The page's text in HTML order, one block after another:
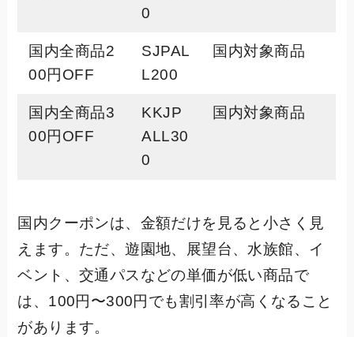
0
国内全商品2
00円OFF
SJPAL
L200
国内対象商品
国内全商品3
00円OFF
KKJP
ALL30
0
国内対象商品
国内クーポンは、金額だけを見ると小さく見
えます。ただ、遊園地、展望台、水族館、イ
ベント、交通パスなどの単価が低い商品で
は、100円〜300円でも割引率が高くなること
があります。